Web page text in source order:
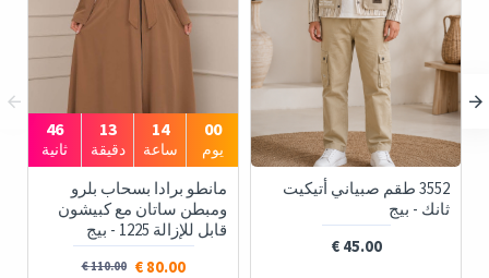
3552 طقم صبياني أتيكيت
ثانك - بيج
45.00 €
00
يوم
14
ساعة
13
دقيقة
45
ثانية
مانطو برادا بسحاب بلرو
ومبطن ساتان مع كبيشون
قابل للإزالة 1225 - بيج
80.00 €
110.00 €